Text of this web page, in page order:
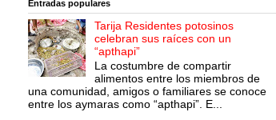
Entradas populares
Tarija Residentes potosinos
celebran sus raíces con un
“apthapi”
La costumbre de compartir
alimentos entre los miembros de
una comunidad, amigos o familiares se conoce
entre los aymaras como “apthapi”. E...